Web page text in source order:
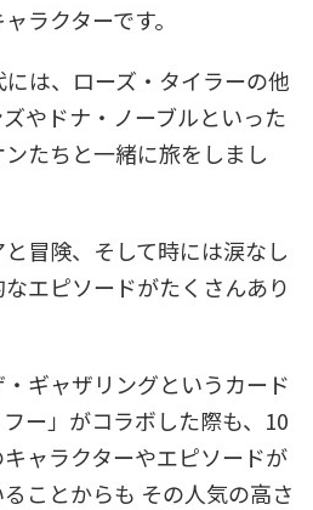
ラクターです。
は、ローズ・タイラーの他
やドナ・ノーブルといった
たちと一緒に旅をしまし
冒険、そして時には涙なし
エピソードがたくさんあり
ギャザリングというカード
ー」がコラボした際も、10
ャラクターやエピソードが
ことからも その人気の高さ